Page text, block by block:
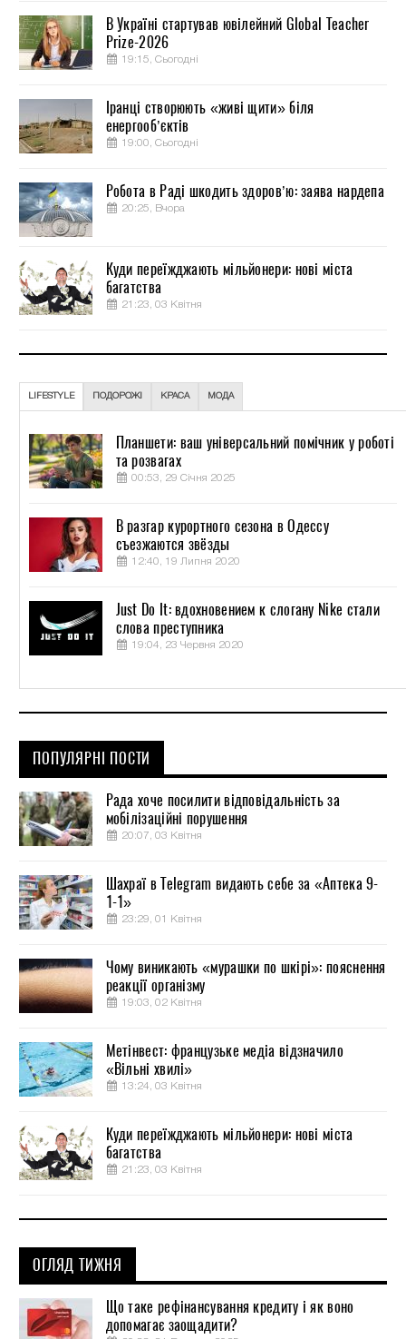
В Україні стартував ювілейний Global Teacher
Prize-2026
19:15, Сьогодні
Іранці створюють «живі щити» біля
енергооб’єктів
19:00, Сьогодні
Робота в Раді шкодить здоров’ю: заява нардепа
20:25, Вчора
Куди переїжджають мільйонери: нові міста
багатства
21:23, 03 Квітня
LIFESTYLE ПОДОРОЖІ КРАСА МОДА
Планшети: ваш універсальний помічник у роботі
та розвагах
00:53, 29 Січня 2025
В разгар курортного сезона в Одессу
съезжаются звёзды
12:40, 19 Липня 2020
Just Do It: вдохновением к слогану Nike стали
слова преступника
19:04, 23 Червня 2020
ПОПУЛЯРНІ ПОСТИ
Рада хоче посилити відповідальність за
мобілізаційні порушення
20:07, 03 Квітня
Шахраї в Telegram видають себе за «Аптека 9-
1-1»
23:29, 01 Квітня
Чому виникають «мурашки по шкірі»: пояснення
реакції організму
19:03, 02 Квітня
Метінвест: французьке медіа відзначило
«Вільні хвилі»
13:24, 03 Квітня
Куди переїжджають мільйонери: нові міста
багатства
21:23, 03 Квітня
ОГЛЯД ТИЖНЯ
Що таке рефінансування кредиту і як воно
допомагає заощадити?